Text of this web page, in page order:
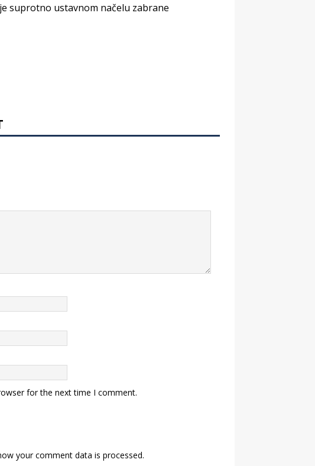
suprotno ustavnom načelu zabrane
for the next time I comment.
your comment data is processed.